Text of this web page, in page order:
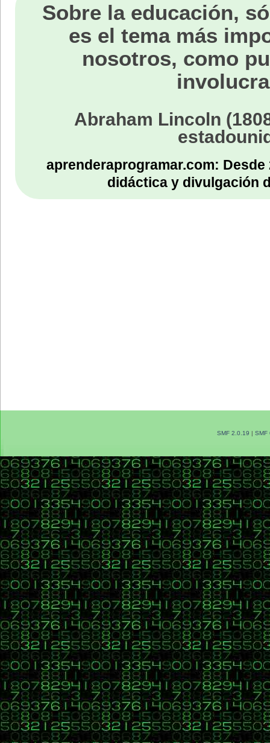
Sobre la educación,
es el tema más
nosotros, como
Abraham Lincoln
aprenderaprogramar.com:
didáctica y divulgación
SMF 2.0.19 | SMF